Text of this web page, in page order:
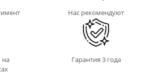
Нас рекомендуют
на
Гарантия 3 года